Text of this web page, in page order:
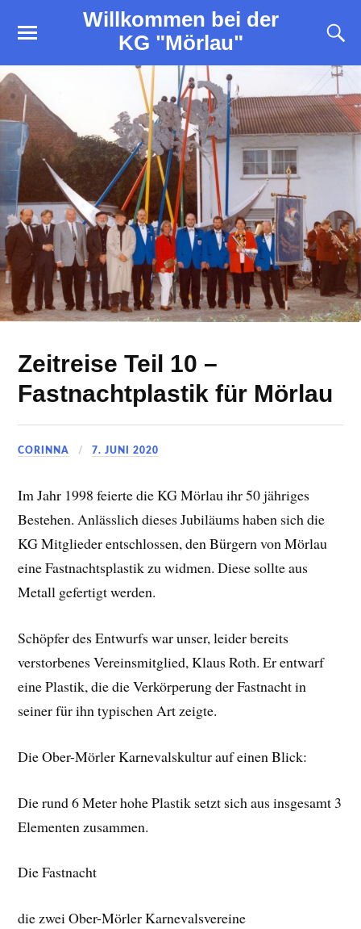
Willkommen bei der
KG "Mörlau"
Zeitreise Teil 10 –
Fastnachtplastik für Mörlau
CORINNA 7. JUNI 2020
Im Jahr 1998 feierte die KG Mörlau ihr 50 jähriges
Bestehen. Anlässlich dieses Jubiläums haben sich die
KG Mitglieder entschlossen, den Bürgern von Mörlau
eine Fastnachtsplastik zu widmen. Diese sollte aus
Metall gefertigt werden.
Schöpfer des Entwurfs war unser, leider bereits
verstorbenes Vereinsmitglied, Klaus Roth. Er entwarf
eine Plastik, die die Verkörperung der Fastnacht in
seiner für ihn typischen Art zeigte.
Die Ober-Mörler Karnevalskultur auf einen Blick:
Die rund 6 Meter hohe Plastik setzt sich aus insgesamt 3
Elementen zusammen.
Die Fastnacht
die zwei Ober-Mörler Karnevalsvereine